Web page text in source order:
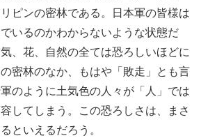
ピンの密林である。日本軍の皆様は
いるのかわからないような状態だ
、花、自然の全ては恐ろしいほどに
の密林のなか、もはや「敗走」とも言
のように土気色の人々が「人」では
してしまう。この恐ろしさは、まさ
といえるだろう。